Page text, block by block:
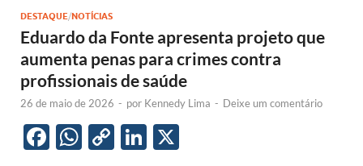
DESTAQUE/NOTÍCIAS
Eduardo da Fonte apresenta projeto que
aumenta penas para crimes contra
profissionais de saúde
26 de maio de 2026 - por Kennedy Lima - Deixe um comentário
F
W C
Li